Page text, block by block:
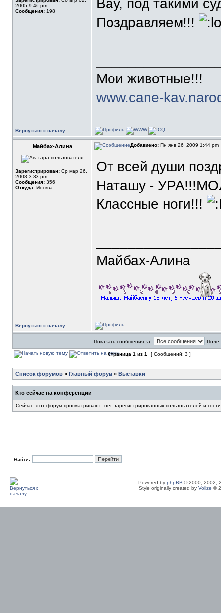
2005 9:46 pm
Сообщения: 198
Вау, под такими
Поздравляем!!!
Мои животные!!!
www.cane-
Вернуться к началу
Майбах-Алина Добавлено: Пн янв 26, 2009 1:44 pm
Зарегистрирован: Ср мар 26,
2008 3:33 pm
Сообщения: 356
Откуда: Москва
От всей души
Наташу -
Классные ноги!!!
Майбах-Алина
Вернуться к началу
Показать сообщения за: Поле
Страница 1 из 1 [ Сообщений: 3 ]
Список форумов » Главный форум » Выставки
Кто сейчас на конференции
Сейчас этот форум просматривают: нет зарегистрированных пользователей и
Найти:
Powered by phpBB © 2000, 2002,
Style originally created by Volize ©